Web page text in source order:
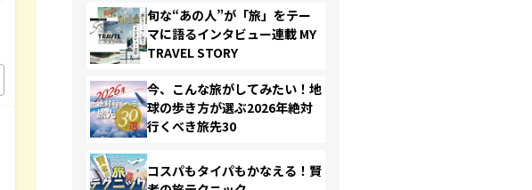
旬な“あの人”が「旅」をテー
マに語るインタビュー連載 MY
TRAVEL STORY
今、こんな旅がしてみたい！地
球の歩き方が選ぶ2026年絶対
行くべき旅先30
コスパもタイパもかなえる！賢